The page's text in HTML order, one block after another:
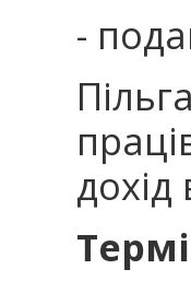
-
дохід